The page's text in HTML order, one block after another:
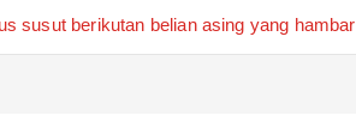
susut berikutan belian asing yang hambar